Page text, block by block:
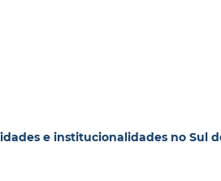
e institucionalidades no Sul